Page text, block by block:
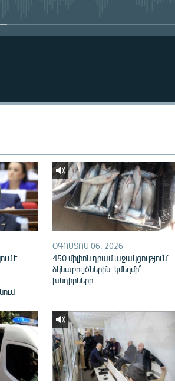
է
ՕԳՈՍՏՈՍ 06, 2026
450 միլիոն դրամ աջակցություն՝
ձկնաբույծներին. կմեղմի՞
խնդիրները